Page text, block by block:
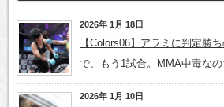
2026年 1月 18日
【Colors06】アラミに判定勝
で、もう1試合。MMA中毒なの
2026年 1月 10日